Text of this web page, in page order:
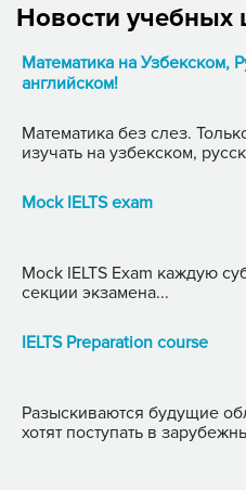
Новости учебных
Математика на Узбекском,
английском!
Математика без слез.
изучать на узбекском,
Mock IELTS exam
Mock IELTS Exam каждую
секции экзамена...
IELTS Preparation course
Разыскиваются будущие
хотят поступать в